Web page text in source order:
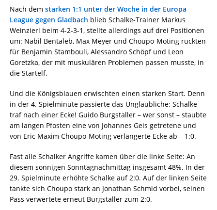
Nach dem starken 1:1 unter der Woche in der Europa
League gegen Gladbach blieb Schalke-Trainer Markus
Weinzierl beim 4-2-3-1, stellte allerdings auf drei Positionen
um: Nabil Bentaleb, Max Meyer und Choupo-Moting rückten
für Benjamin Stambouli, Alessandro Schöpf und Leon
Goretzka, der mit muskulären Problemen passen musste, in
die Startelf.
Und die Königsblauen erwischten einen starken Start. Denn
in der 4. Spielminute passierte das Unglaubliche: Schalke
traf nach einer Ecke! Guido Burgstaller – wer sonst – staubte
am langen Pfosten eine von Johannes Geis getretene und
von Eric Maxim Choupo-Moting verlängerte Ecke ab – 1:0.
Fast alle Schalker Angriffe kamen über die linke Seite: An
diesem sonnigen Sonntagnachmittag insgesamt 48%. In der
29. Spielminute erhöhte Schalke auf 2:0. Auf der linken Seite
tankte sich Choupo stark an Jonathan Schmid vorbei, seinen
Pass verwertete erneut Burgstaller zum 2:0.